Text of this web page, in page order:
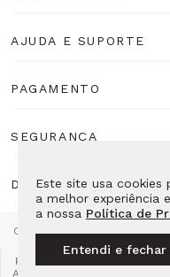
Este site usa cookies
a melhor experiência
a nossa Política de
Entendi e fechar
AJUDA E SUPORTE
PAGAMENTO
SEGURANÇA
DESENVOLVIMENTO
Copyright Lulean. Todos os
total ou parcial. Preços e
prévio. Razão Social: LL10
Av das Americas 4666 Loja